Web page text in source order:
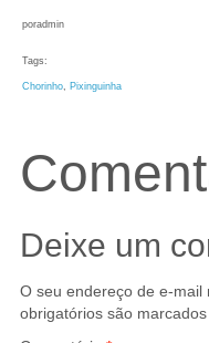
poradmin
Tags:
Chorinho Pixinguinha
Deixe um
O seu endereço de e-mail
obrigatórios são